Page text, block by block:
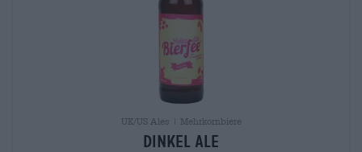
UK/US Ales | Mehrkornbiere
Dinkel Ale